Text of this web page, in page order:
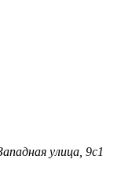
улица, 9с1